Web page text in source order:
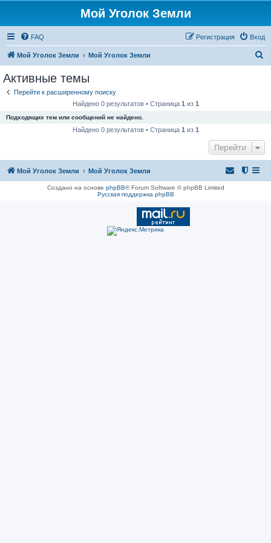
Мой Уголок Земли
FAQ Вход
Регистрация
Мой Уголок Земли Мой Уголок Земли
Активные темы
Перейти к расширенному поиску
Найдено 0 результатов • Страница 1 из 1
Подходящих тем или сообщений не найдено.
Найдено 0 результатов • Страница 1 из 1
Перейти
Мой Уголок Земли Мой Уголок Земли
Создано на основе phpBB® Forum Software © phpBB Limited
Русская поддержка phpBB